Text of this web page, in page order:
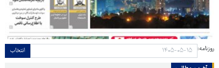
روزنامه: انتخاب